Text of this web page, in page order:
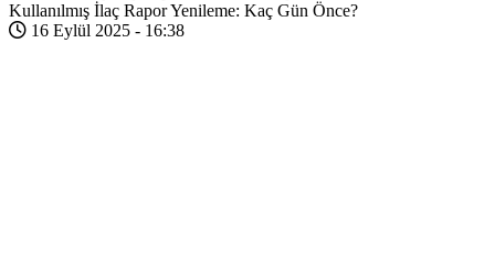
Kullanılmış İlaç Rapor Yenileme: Kaç Gün Önce?
16 Eylül 2025 - 16:38